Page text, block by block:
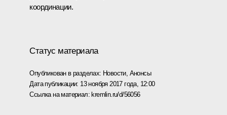
координации.
Статус материала
Опубликован в разделах: Новости, Анонсы
Дата публикации: 13 ноября 2017 года, 12:00
Ссылка на материал: kremlin.ru/d/56056